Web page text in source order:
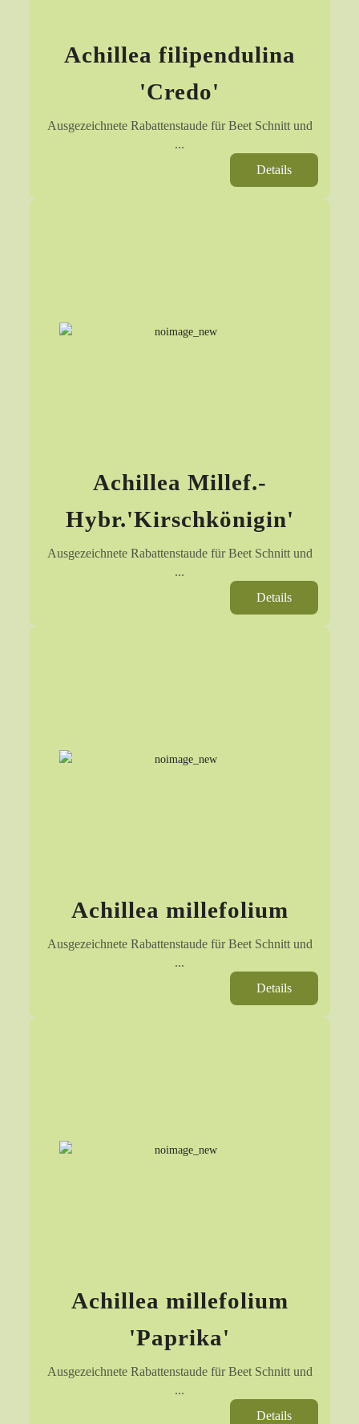
Achillea filipendulina
'Credo'
Ausgezeichnete Rabattenstaude für Beet Schnitt und
...
Details
Achillea Millef.-
Hybr.'Kirschkönigin'
Ausgezeichnete Rabattenstaude für Beet Schnitt und
...
Details
Achillea millefolium
Ausgezeichnete Rabattenstaude für Beet Schnitt und
...
Details
Achillea millefolium
'Paprika'
Ausgezeichnete Rabattenstaude für Beet Schnitt und
...
Details